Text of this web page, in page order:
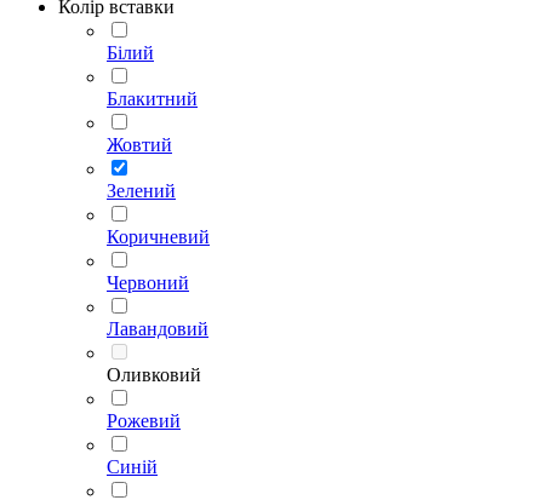
Колір вставки
Білий
Блакитний
Жовтий
Зелений
Коричневий
Червоний
Лавандовий
Оливковий
Рожевий
Синій